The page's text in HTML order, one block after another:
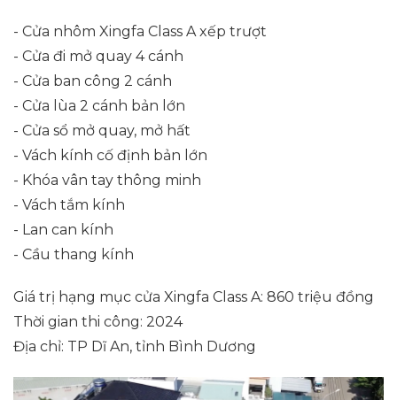
- Cửa nhôm Xingfa Class A xếp trượt
- Cửa đi mở quay 4 cánh
- Cửa ban công 2 cánh
- Cửa lùa 2 cánh bản lớn
- Cửa sổ mở quay, mở hất
- Vách kính cố định bản lớn
- Khóa vân tay thông minh
- Vách tắm kính
- Lan can kính
- Cầu thang kính
Giá trị hạng mục cửa Xingfa Class A: 860 triệu đồng
Thời gian thi công: 2024
Địa chỉ: TP Dĩ An, tỉnh Bình Dương